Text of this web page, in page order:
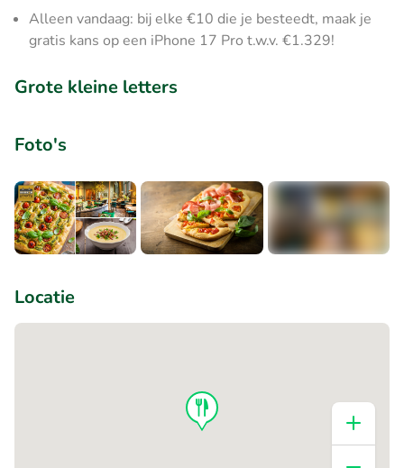
Alleen vandaag: bij elke €10 die je besteedt, maak je
gratis kans op een iPhone 17 Pro t.w.v. €1.329!
Grote kleine letters
Foto's
Locatie